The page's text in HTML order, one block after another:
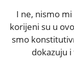
I ne, nismo
korijeni su u
smo
dokazuju i